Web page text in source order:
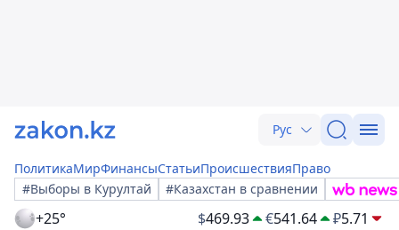
Рус
ПолитикаМирФинансыСтатьиПроисшествияПраво
#Выборы в Курултай
#Казахстан в сравнении
+25° $469.93 €541.64 ₽5.71